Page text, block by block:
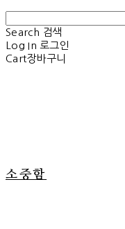
Search 검색
Log In 로그인
Cart장바구니
소중함